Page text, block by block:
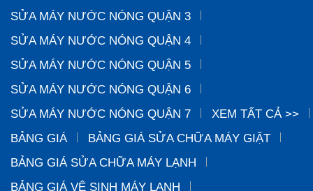
SỬA MÁY NƯỚC NÓNG QUẬN 3
SỬA MÁY NƯỚC NÓNG QUẬN 4
SỬA MÁY NƯỚC NÓNG QUẬN 5
SỬA MÁY NƯỚC NÓNG QUẬN 6
SỬA MÁY NƯỚC NÓNG QUẬN 7
XEM TẤT CẢ >>
BẢNG GIÁ
BẢNG GIÁ SỬA CHỮA MÁY GIẶT
BẢNG GIÁ SỬA CHỮA MÁY LẠNH
BẢNG GIÁ VỆ SINH MÁY LẠNH